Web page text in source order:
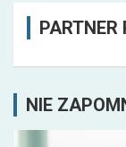
PARTNER
NIE